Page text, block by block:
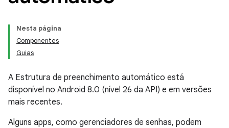
Nesta página
Componentes
Guias
A Estrutura de preenchimento automático está
disponível no Android 8.0 (nível 26 da API) e em versões
mais recentes.
Alguns apps, como gerenciadores de senhas, podem